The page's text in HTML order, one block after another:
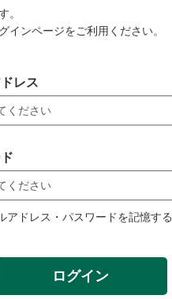
。
インページをご利用ください。
レス
アドレス・パスワードを記憶する
ログイン